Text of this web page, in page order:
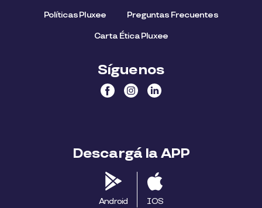
Políticas Pluxee Preguntas Frecuentes
Carta Ética Pluxee
Síguenos
Descargá la APP
Android IOS